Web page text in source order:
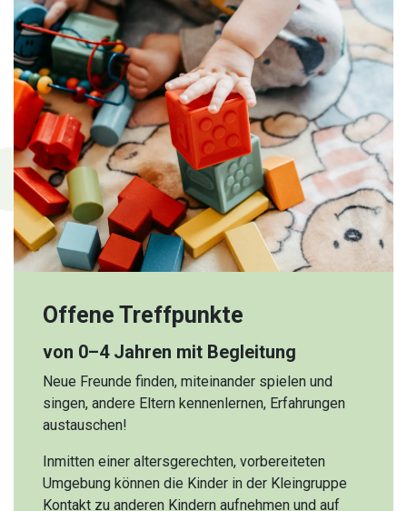
Offene Treffpunkte
von 0–4 Jahren mit Begleitung
Neue Freunde finden, miteinander spielen und
singen, andere Eltern kennenlernen, Erfahrungen
austauschen!
Inmitten einer altersgerechten, vorbereiteten
Umgebung können die Kinder in der Kleingruppe
Kontakt zu anderen Kindern aufnehmen und auf